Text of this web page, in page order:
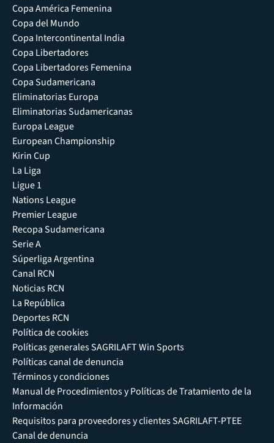
Copa América Femenina
Copa del Mundo
Copa Intercontinental India
Copa Libertadores
Copa Libertadores Femenina
Copa Sudamericana
Eliminatorias Europa
Eliminatorias Sudamericanas
Europa League
European Championship
Kirin Cup
La Liga
Ligue 1
Nations League
Premier League
Recopa Sudamericana
Serie A
Súperliga Argentina
Canal RCN
Noticias RCN
La República
Deportes RCN
Política de cookies
Políticas generales SAGRILAFT Win Sports
Políticas canal de denuncia
Términos y condiciones
Manual de Procedimientos y Políticas de Tratamiento de la
Información
Requisitos para proveedores y clientes SAGRILAFT-PTEE
Canal de denuncia